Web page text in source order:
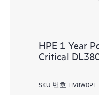
HPE 1 Year
Critical
SKU 번호 HV8W0PE